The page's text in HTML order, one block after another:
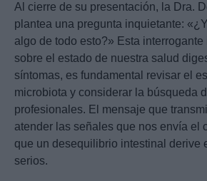
Al cierre de su presentación, la Dra.
plantea una pregunta inquietante:
algo de todo esto?» Esta
sobre el estado de nuestra salud
síntomas, es fundamental revisar el
microbiota y considerar la búsqueda
profesionales. El mensaje que
atender las señales que nos envía el
que un desequilibrio intestinal derive
serios.